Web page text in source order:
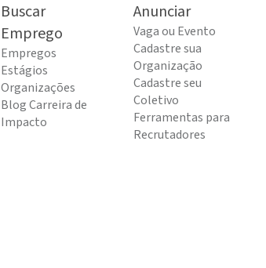
Buscar
Emprego
Empregos
Estágios
Organizações
Blog Carreira de
Impacto
Anunciar
Vaga ou Evento
Cadastre sua
Organização
Cadastre seu
Coletivo
Ferramentas para
Recrutadores